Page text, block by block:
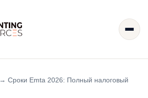
→ Сроки Emta 2026: Полный налоговый